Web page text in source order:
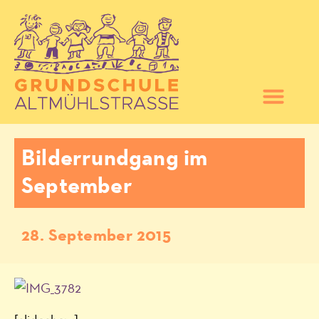
Bilderrundgang im
September
28. September 2015